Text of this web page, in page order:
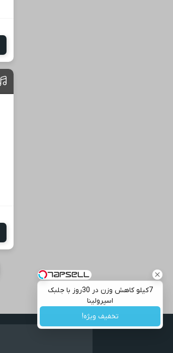
7کیلو کاهش وزن در 30روز با جلبک
اسپرولینا
تخفیف ویژه!